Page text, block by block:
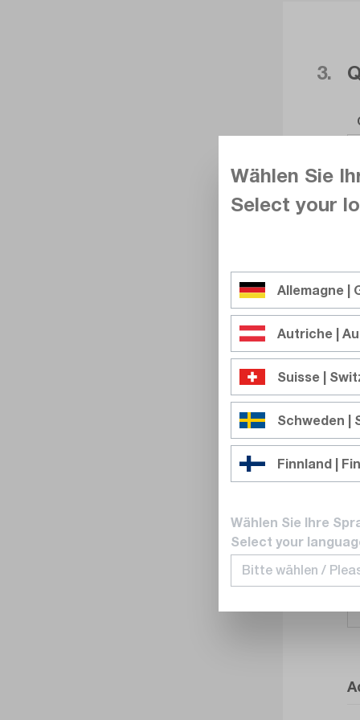
3.
Wählen Sie
Select your
Allemagne |
Autriche |
Suisse |
Schweden |
Finnland |
Wählen Sie Ihre
Select your